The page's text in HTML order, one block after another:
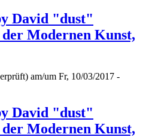
David "dust"
Modernen Kunst,
am/um Fr, 10/03/2017 -
David "dust"
Modernen Kunst,